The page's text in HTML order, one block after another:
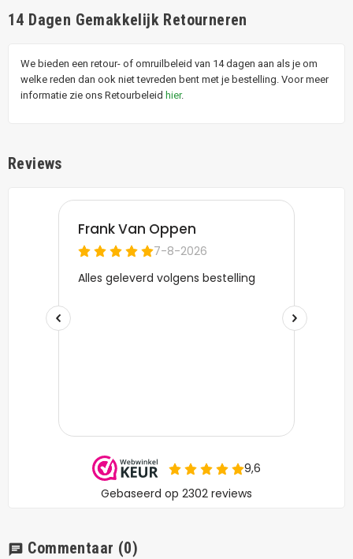
14 Dagen Gemakkelijk Retourneren
We bieden een retour- of omruilbeleid van 14 dagen aan als je om
welke reden dan ook niet tevreden bent met je bestelling. Voor meer
informatie zie ons Retourbeleid hier.
Reviews
chat Commentaar (0)